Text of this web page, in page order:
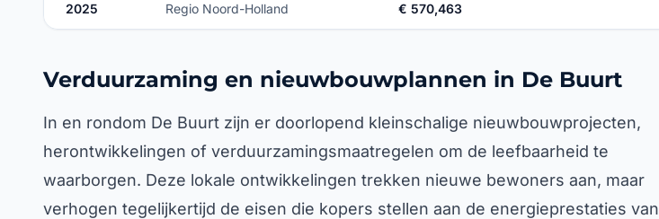
2025 Regio Noord-Holland € 570,463
Verduurzaming en nieuwbouwplannen in De Buurt
In en rondom De Buurt zijn er doorlopend kleinschalige nieuwbouwprojecten,
herontwikkelingen of verduurzamingsmaatregelen om de leefbaarheid te
waarborgen. Deze lokale ontwikkelingen trekken nieuwe bewoners aan, maar
verhogen tegelijkertijd de eisen die kopers stellen aan de energieprestaties van